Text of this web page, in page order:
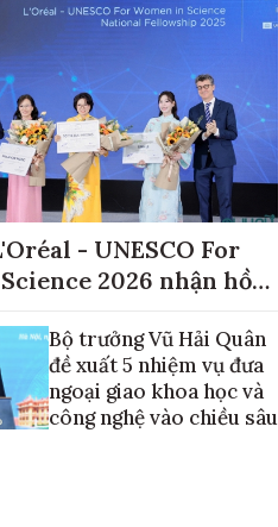
- UNESCO For
2026 nhận hồ
Bộ trưởng Vũ Hải Quân
đề xuất 5 nhiệm vụ đưa
ngoại giao khoa học và
công nghệ vào chiều sâu